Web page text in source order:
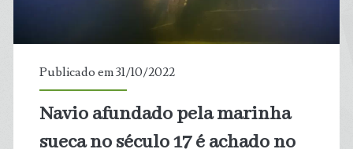
Publicado em 31/10/2022
Navio afundado pela marinha
sueca no século 17 é achado no